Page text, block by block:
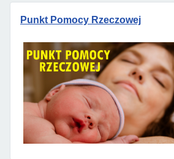
Punkt Pomocy Rzeczowej